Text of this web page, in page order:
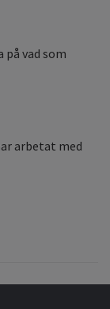
vad som
arbetat med